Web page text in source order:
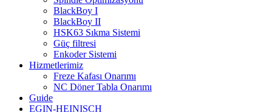
BlackBoy I
BlackBoy II
HSK63 Sıkma Sistemi
Güç filtresi
Enkoder Sistemi
Hizmetlerimiz
Freze Kafası Onarımı
NC Döner Tabla Onarımı
Guide
EGIN-HEINISCH